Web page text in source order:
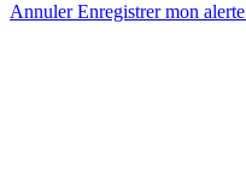
AnnulerEnregistrer mon alerte